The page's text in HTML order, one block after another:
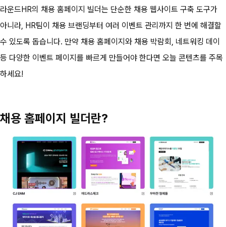
라운드HR의 채용 홈페이지 빌더는 단순한 채용 웹사이트 구축 도구가
아니라, HR팀이 채용 브랜딩부터 여러 이벤트 관리까지 한 번에 해결할
수 있도록 돕습니다. 만약 채용 홈페이지와 채용 박람회, 네트워킹 데이
등 다양한 이벤트 페이지를 빠르게 만들어야 한다면 오늘 콘텐츠를 주목
하세요!
채용 홈페이지 빌더란?